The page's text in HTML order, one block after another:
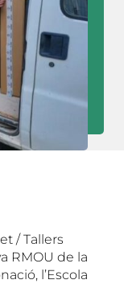
/ Tallers
RMOU de la
l’Escola